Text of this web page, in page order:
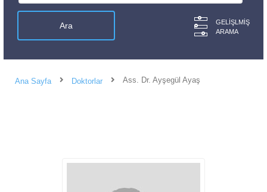
GELIŞLMIŞ
ARAMA
Ana Sayfa Doktorlar Ass. Dr. Ayşegül Ayaş